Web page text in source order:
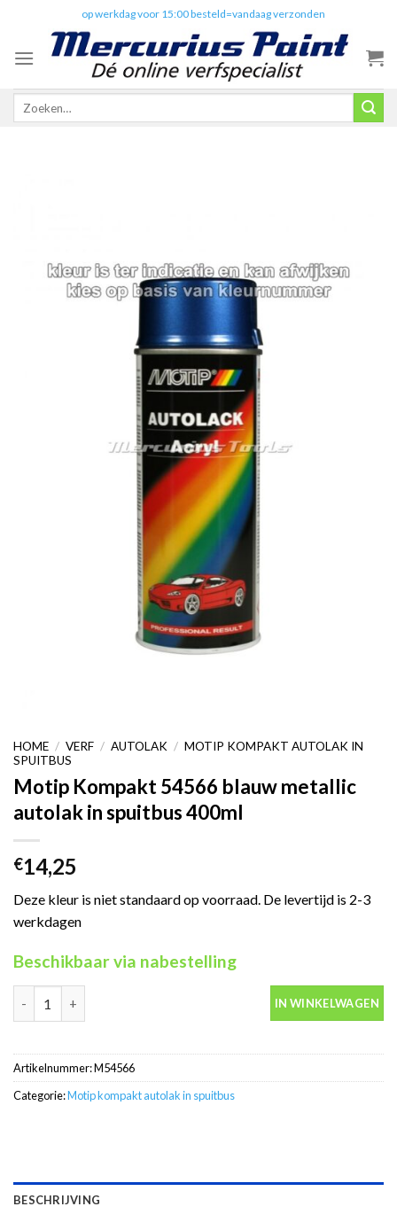
content
op werkdag voor 15:00 besteld=vandaag verzonden
Zoeken
HOME / VERF / AUTOLAK / MOTIP KOMPAKT AUTOLAK IN
SPUITBUS
Motip Kompakt 54566 blauw metallic
autolak in spuitbus 400ml
€14,25
Deze kleur is niet standaard op voorraad. De levertijd is 2-3
werkdagen
Beschikbaar via nabestelling
Motip Kompakt 54566 blauw metallic autolak in spuitbus 400ml
IN WINKELWAGEN
Artikelnummer:M54566
Categorie:Motip kompakt autolak in spuitbus
BESCHRIJVING